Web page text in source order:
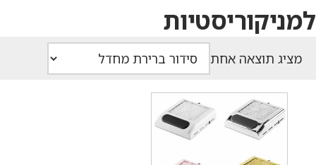
למניקוריסטיות
מציג תוצאה אחת